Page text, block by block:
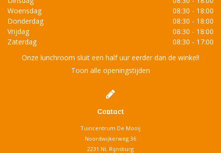
Woensdag
08:30 - 18:00
Donderdag
08:30 - 18:00
Vrijdag
08:30 - 18:00
Zaterdag
08:30 - 17:00
Onze lunchroom sluit een half uur eerder dan de winkel!
Toon alle openingstijden
Contact
Tuincentrum De Mooij
Noordwijkerweg 36
2231 NL Rijnsburg